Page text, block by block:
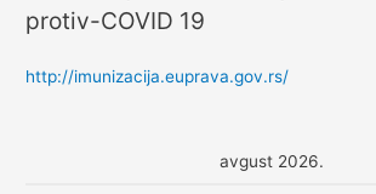
protiv-COVID 19
http://imunizacija.euprava.gov.rs/
avgust 2026.